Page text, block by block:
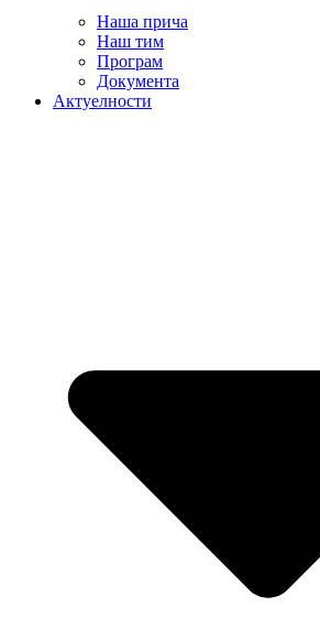
Наша прича
Наш тим
Програм
Документа
Актуелности